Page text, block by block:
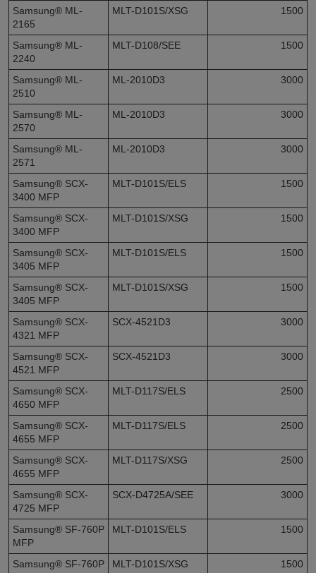
Samsung® ML-
2165
MLT-D101S/XSG 1500
Samsung® ML-
2240
MLT-D108/SEE 1500
Samsung® ML-
2510
ML-2010D3 3000
Samsung® ML-
2570
ML-2010D3 3000
Samsung® ML-
2571
ML-2010D3 3000
Samsung® SCX-
3400 MFP
MLT-D101S/ELS 1500
Samsung® SCX-
3400 MFP
MLT-D101S/XSG 1500
Samsung® SCX-
3405 MFP
MLT-D101S/ELS 1500
Samsung® SCX-
3405 MFP
MLT-D101S/XSG 1500
Samsung® SCX-
4321 MFP
SCX-4521D3 3000
Samsung® SCX-
4521 MFP
SCX-4521D3 3000
Samsung® SCX-
4650 MFP
MLT-D117S/ELS 2500
Samsung® SCX-
4655 MFP
MLT-D117S/ELS 2500
Samsung® SCX-
4655 MFP
MLT-D117S/XSG 2500
Samsung® SCX-
4725 MFP
SCX-D4725A/SEE 3000
Samsung® SF-760P
MFP
MLT-D101S/ELS 1500
Samsung® SF-760P
MLT-D101S/XSG 1500